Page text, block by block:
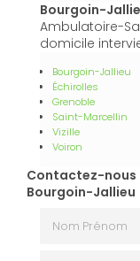
Bourgoin-
Ambulatoire-
domicile
Bourgoin-Jallieu
Échirolles
Grenoble
Saint-Marcellin
Vizille
Voiron
Contactez-nous
Bourgoin-Jallieu